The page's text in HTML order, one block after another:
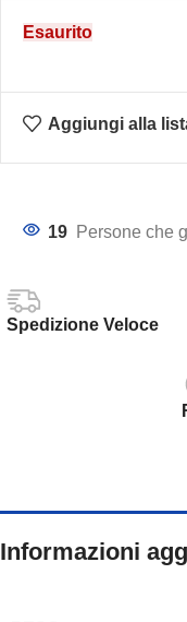
Esaurito
Aggiungi alla
19 Persone che
Spedizione Veloce
Informazioni